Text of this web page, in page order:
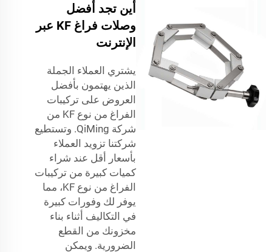
أين تجد أفضل
وصلات فراغ KF عبر
الإنترنت
يشتري العملاء الجملة
الذين يهتمون بأفضل
العروض على تركيبات
الفراغ من نوع KF من
شركة QiMing. وتستطيع
شركتنا تزويد العملاء
بأسعار أقل عند شراء
كميات كبيرة من تركيبات
الفراغ من نوع KF، مما
يوفر لك وفورات كبيرة
في التكاليف أثناء بناء
مخزونك من القطع
الضرورية. ويمكن